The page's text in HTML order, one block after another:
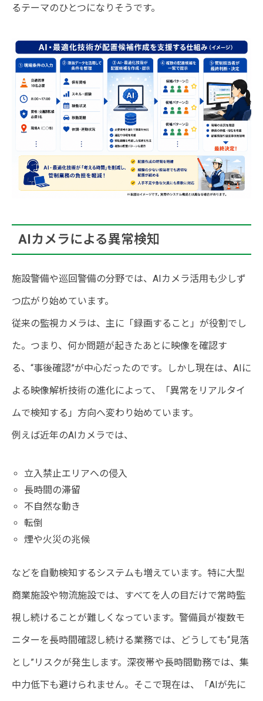
るテーマのひとつになりそうです。
AIカメラによる異常検知
施設警備や巡回警備の分野では、AIカメラ活用も少しず
つ広がり始めています。
従来の監視カメラは、主に「録画すること」が役割でし
た。つまり、何か問題が起きたあとに映像を確認す
る、“事後確認”が中心だったのです。しかし現在は、AIに
よる映像解析技術の進化によって、「異常をリアルタイ
ムで検知する」方向へ変わり始めています。
例えば近年のAIカメラでは、
立入禁止エリアへの侵入
長時間の滞留
不自然な動き
転倒
煙や火災の兆候
などを自動検知するシステムも増えています。特に大型
商業施設や物流施設では、すべてを人の目だけで常時監
視し続けることが難しくなっています。警備員が複数モ
ニターを長時間確認し続ける業務では、どうしても“見落
とし”リスクが発生します。深夜帯や長時間勤務では、集
中力低下も避けられません。そこで現在は、「AIが先に